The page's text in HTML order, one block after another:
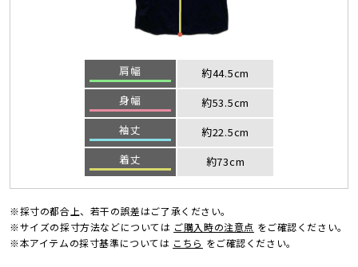
肩幅
約44.5cm
身幅
約53.5cm
袖丈
約22.5cm
着丈
約73cm
※採寸の都合上、若干の誤差はご了承ください。
※サイズの採寸方法などについては ご購入時の注意点 をご確認ください。
※本アイテムの採寸基準については こちら をご確認ください。